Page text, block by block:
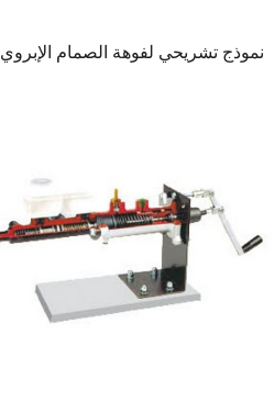
نموذج تشريحي لفوهة الصمام الإبروي